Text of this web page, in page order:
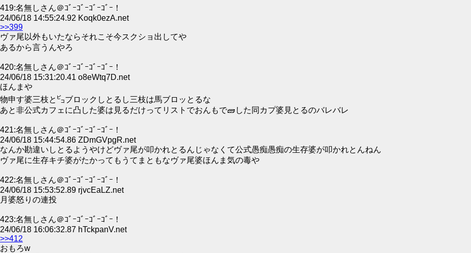
419:名無しさん＠ｺﾞｰｺﾞｰｺﾞｰｺﾞｰ！
24/06/18 14:55:24.92 Koqk0ezA.net
>>399
ヴァ尾以外もいたならそれこそ今スクショ出してや
あるから言うんやろ
420:名無しさん＠ｺﾞｰｺﾞｰｺﾞｰｺﾞｰ！
24/06/18 15:31:20.41 o8eWtq7D.net
ほんまや
物申す婆三枝と㌰ブロックしとるし三枝は馬ブロッとるな
あと非公式カフェに凸した婆は見るだけってリストでおんもで🧱した同カプ婆見とるのバレバレ
421:名無しさん＠ｺﾞｰｺﾞｰｺﾞｰｺﾞｰ！
24/06/18 15:44:54.86 ZDmGVpgR.net
なんか勘違いしとるようやけどヴァ尾が叩かれとるんじゃなくて公式愚痴愚痴の生存婆が叩かれとんねん
ヴァ尾に生存キチ婆がたかってもうてまともなヴァ尾婆ほんま気の毒や
422:名無しさん＠ｺﾞｰｺﾞｰｺﾞｰｺﾞｰ！
24/06/18 15:53:52.89 rjvcEaLZ.net
月婆怒りの連投
423:名無しさん＠ｺﾞｰｺﾞｰｺﾞｰｺﾞｰ！
24/06/18 16:06:32.87 hTckpanV.net
>>412
おもろw